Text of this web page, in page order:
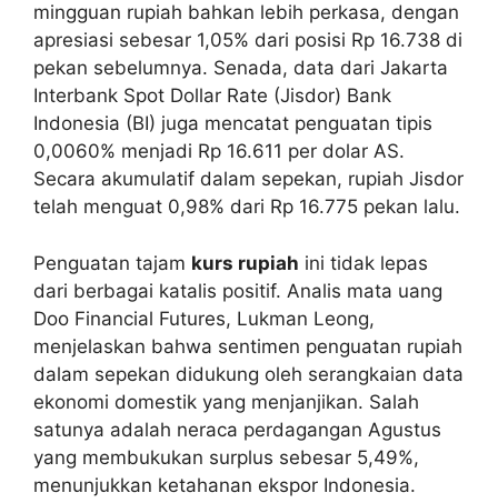
mingguan rupiah bahkan lebih perkasa, dengan
apresiasi sebesar 1,05% dari posisi Rp 16.738 di
pekan sebelumnya. Senada, data dari Jakarta
Interbank Spot Dollar Rate (Jisdor) Bank
Indonesia (BI) juga mencatat penguatan tipis
0,0060% menjadi Rp 16.611 per dolar AS.
Secara akumulatif dalam sepekan, rupiah Jisdor
telah menguat 0,98% dari Rp 16.775 pekan lalu.
Penguatan tajam kurs rupiah ini tidak lepas
dari berbagai katalis positif. Analis mata uang
Doo Financial Futures, Lukman Leong,
menjelaskan bahwa sentimen penguatan rupiah
dalam sepekan didukung oleh serangkaian data
ekonomi domestik yang menjanjikan. Salah
satunya adalah neraca perdagangan Agustus
yang membukukan surplus sebesar 5,49%,
menunjukkan ketahanan ekspor Indonesia.